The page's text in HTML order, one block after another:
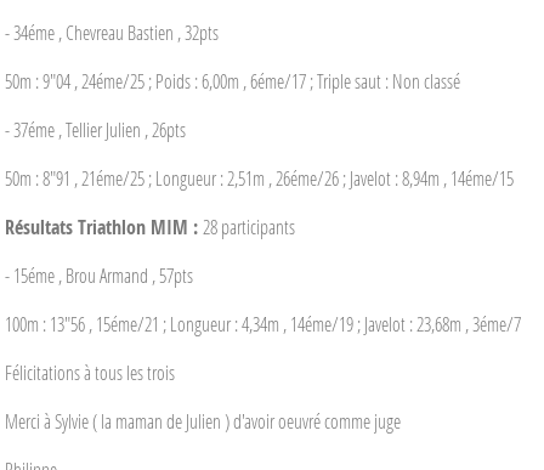
- 34éme , Chevreau Bastien , 32pts
50m : 9"04 , 24éme/25 ; Poids : 6,00m , 6éme/17 ; Triple saut : Non classé
- 37éme , Tellier Julien , 26pts
50m : 8"91 , 21éme/25 ; Longueur : 2,51m , 26éme/26 ; Javelot : 8,94m , 14éme/15
Résultats Triathlon MIM : 28 participants
- 15éme , Brou Armand , 57pts
100m : 13"56 , 15éme/21 ; Longueur : 4,34m , 14éme/19 ; Javelot : 23,68m , 3éme/7
Félicitations à tous les trois
Merci à Sylvie ( la maman de Julien ) d'avoir oeuvré comme juge